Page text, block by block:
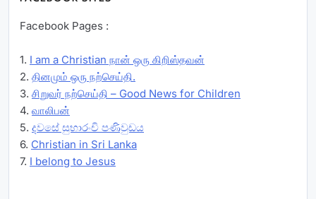
Facebook Pages :
1. I am a Christian நான் ஒரு கிறிஸ்தவன்
2. தினமும் ஒரு நற்செய்தி.
3. சிறுவர் நற்செய்தி – Good News for Children
4. வாலிபன்
5. දවසේ සුභාරංචි පණිවුඩය
6. Christian in Sri Lanka
7. I belong to Jesus